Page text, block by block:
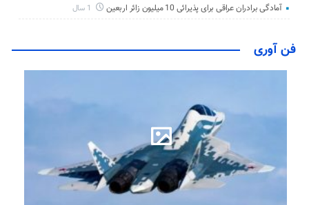
آمادگی برادران عراقی برای پذیرائی 10 میلیون زائر اربعین
فن آوری